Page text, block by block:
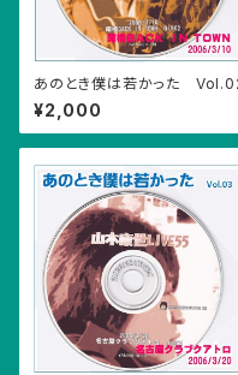
あのとき僕は若かった
¥2,000